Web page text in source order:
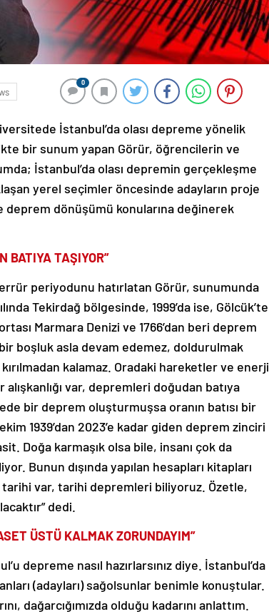
0
İstanbul’da olası depreme yönelik
bir sunum yapan Görür, öğrencilerin ve
İstanbul’da olası depremin gerçekleşme
yerel seçimler öncesinde adayların proje
deprem dönüşümü konularına değinerek
BATIYA TAŞIYOR”
periyodunu hatırlatan Görür, sunumunda
Tekirdağ bölgesinde, 1999’da ise, Gölcük’te
Marmara Denizi ve 1766’dan beri deprem
boşluk asla devam edemez, doldurulmak
kalamaz. Oradaki hareketler ve enerji
var, depremleri doğudan batıya
bir deprem oluşturmuşsa oranın batısı bir
1939’dan 2023’e kadar giden deprem zinciri
Doğa karmaşık olsa bile, insanı çok da
Bunun dışında yapılan hesapları kitapları
var, tarihi depremleri biliyoruz. Özetle,
dedi.
ÜSTÜ KALMAK ZORUNDAYIM”
depreme nasıl hazırlarsınız diye. İstanbul’da
(adayları) sağolsunlar benimle konuştular.
dağarcığımızda olduğu kadarını anlattım.